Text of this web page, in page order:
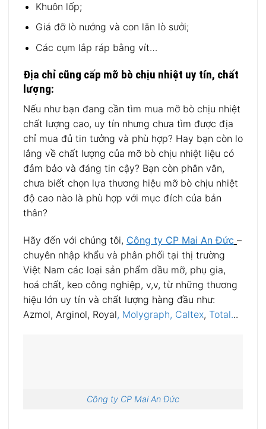
Khuôn lốp;
Giá đỡ lò nướng và con lăn lò sưởi;
Các cụm lắp ráp bằng vít…
Địa chỉ cũng cấp mỡ bò chịu nhiệt uy tín, chất
lượng:
Nếu như bạn đang cần tìm mua mỡ bò chịu nhiệt
chất lượng cao, uy tín nhưng chưa tìm được địa
chỉ mua đủ tin tưởng và phù hợp? Hay bạn còn lo
lắng về chất lượng của mỡ bò chịu nhiệt liệu có
đảm bảo và đáng tin cậy? Bạn còn phân vân,
chưa biết chọn lựa thương hiệu mỡ bò chịu nhiệt
độ cao nào là phù hợp với mục đích của bản
thân?
Hãy đến với chúng tôi, Công ty CP Mai An Đức –
chuyên nhập khẩu và phân phối tại thị trường
Việt Nam các loại sản phẩm dầu mỡ, phụ gia,
hoá chất, keo công nghiệp, v,v, từ những thương
hiệu lớn uy tín và chất lượng hàng đầu như:
Azmol, Arginol, Royal, Molygraph, Caltex, Total...
Công ty CP Mai An Đức